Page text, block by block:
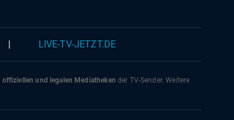
LIVE-TV-JETZT.DE
offiziellen und legalen Mediatheken der TV-Sender. Weitere